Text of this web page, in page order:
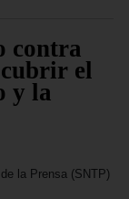
contra
el
y la
la Prensa (SNTP)